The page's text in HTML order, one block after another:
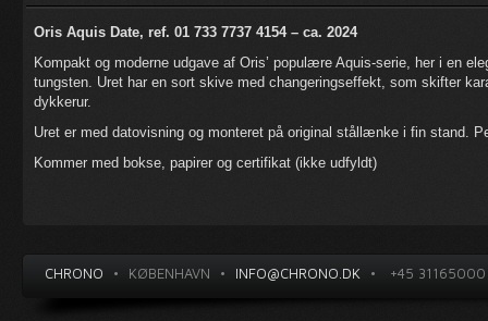
Oris Aquis Date, ref. 01 733 7737 4154 – ca. 2024
Kompakt og moderne udgave af Oris’ populære Aquis-serie, her i en
tungsten. Uret har en sort skive med changeringseffekt, som skifter
dykkerur.
Uret er med datovisning og monteret på original stållænke i fin stand.
Kommer med bokse, papirer og certifikat (ikke udfyldt)
CHRONO • KØBENHAVN • INFO@CHRONO.DK • +45 31165000